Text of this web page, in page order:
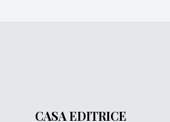
CASA EDITRICE